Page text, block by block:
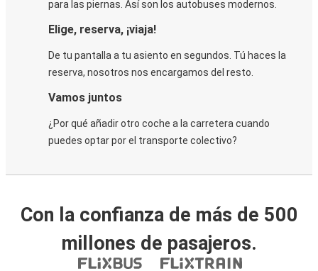
para las piernas. Así son los autobuses modernos.
Elige, reserva, ¡viaja!
De tu pantalla a tu asiento en segundos. Tú haces la
reserva, nosotros nos encargamos del resto.
Vamos juntos
¿Por qué añadir otro coche a la carretera cuando
puedes optar por el transporte colectivo?
Con la confianza de más de 500
millones de pasajeros.